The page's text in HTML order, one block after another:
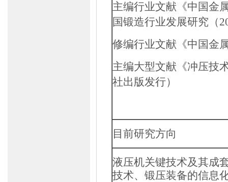
主编行业文献《中国金
国锻造行业发展研究（
修编行业文献《中国金
主编大型文献《冲压技
社出版发行）
目前研究方向
液压机关键技术及其成
技术、 锻压装备的信息